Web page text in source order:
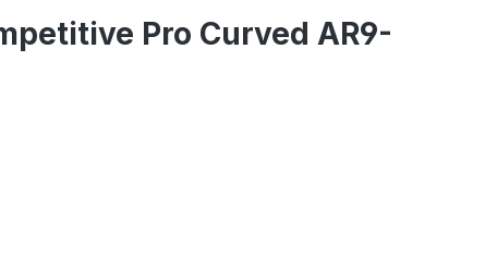
Pro Curved AR9-